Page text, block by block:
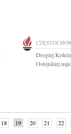
Drogiej
Ostojskiej
18 19 20 21
22